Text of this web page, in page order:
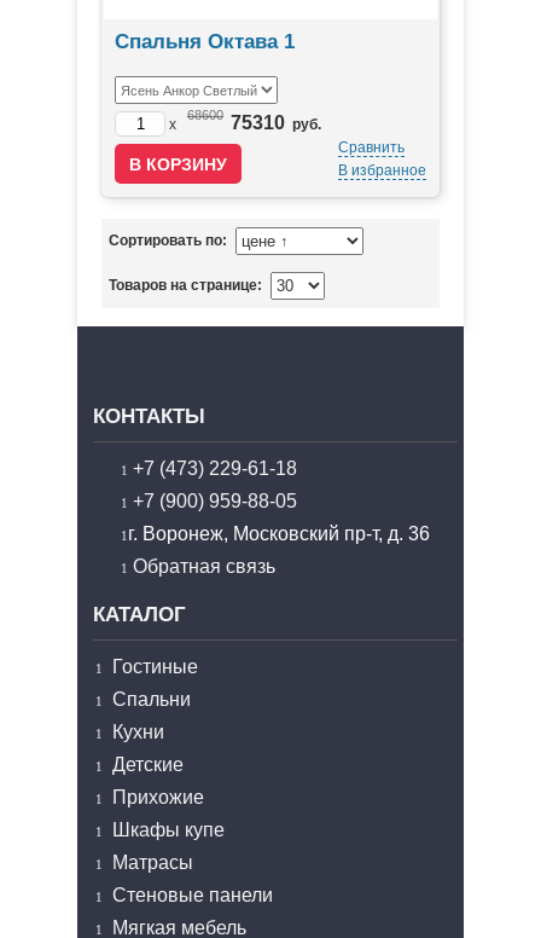
Спальня Октава 1
x
68600 75310 руб.
Сравнить
В избранное
Сортировать по:
Товаров на странице:
КОНТАКТЫ
+7 (473) 229-61-18
+7 (900) 959-88-05
г. Воронеж, Московский пр-т, д. 36
Обратная связь
КАТАЛОГ
Гостиные
Спальни
Кухни
Детские
Прихожие
Шкафы купе
Матрасы
Стеновые панели
Мягкая мебель